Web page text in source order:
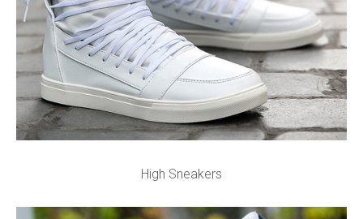
High Sneakers